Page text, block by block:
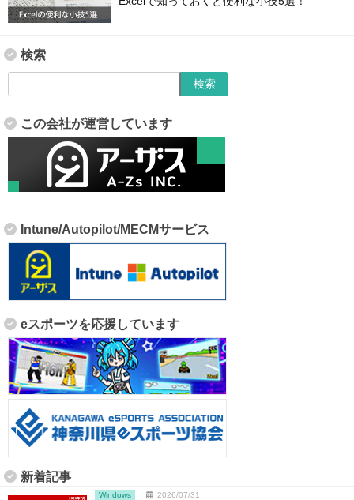
検索
この会社が運営しています
Intune/Autopilot/MECMサービス
eスポーツを応援しています
新着記事
Windows 2026/07/31